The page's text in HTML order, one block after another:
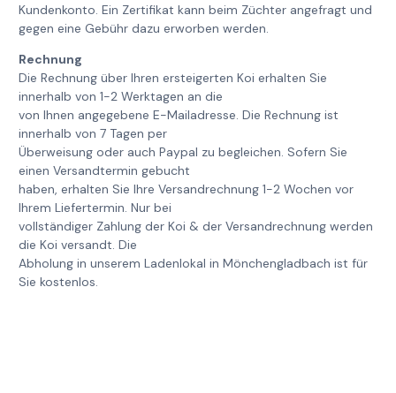
Kundenkonto. Ein Zertifikat kann beim Züchter angefragt und
gegen eine Gebühr dazu erworben werden.
Rechnung
Die Rechnung über Ihren ersteigerten Koi erhalten Sie
innerhalb von 1-2 Werktagen an die
von Ihnen angegebene E-Mailadresse. Die Rechnung ist
innerhalb von 7 Tagen per
Überweisung oder auch Paypal zu begleichen. Sofern Sie
einen Versandtermin gebucht
haben, erhalten Sie Ihre Versandrechnung 1-2 Wochen vor
Ihrem Liefertermin. Nur bei
vollständiger Zahlung der Koi & der Versandrechnung werden
die Koi versandt. Die
Abholung in unserem Ladenlokal in Mönchengladbach ist für
Sie kostenlos.